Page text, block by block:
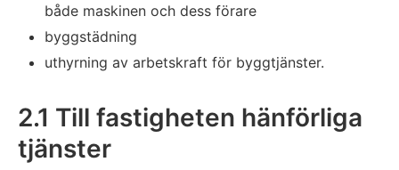
både maskinen och dess förare
byggstädning
uthyrning av arbetskraft för byggtjänster.
2.1 Till fastigheten hänförliga
tjänster